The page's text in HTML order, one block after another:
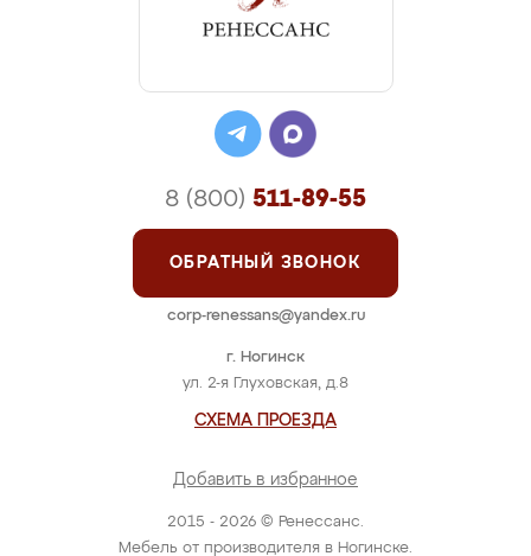
2015 - 2026 © Ренессанс.
Мебель от производителя в Ногинске.
г. Ногинск
ул. 2-я Глуховская, д.8
СХЕМА ПРОЕЗДА
Добавить в избранное
8 (800) 511-89-55
ОБРАТНЫЙ ЗВОНОК
corp-renessans@yandex.ru